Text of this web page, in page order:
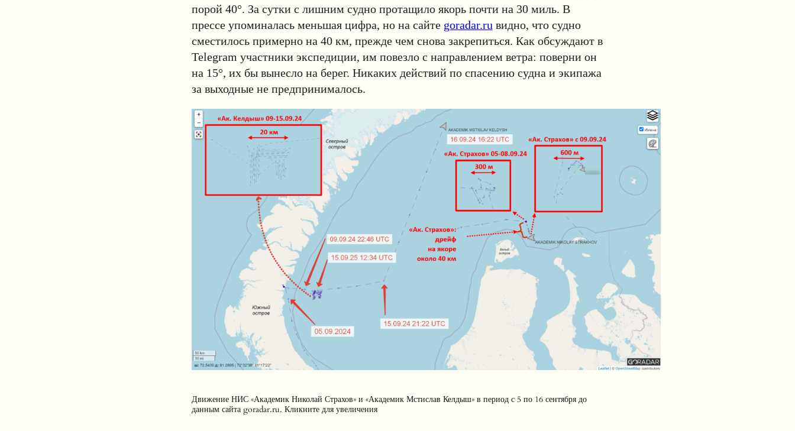
порой 40°. За сутки с лишним судно протащило якорь почти на 30 миль. В
прессе упоминалась меньшая цифра, но на сайте goradar.ru видно, что судно
сместилось примерно на 40 км, прежде чем снова закрепиться. Как обсуждают в
Telegram участники экспедиции, им повезло с направлением ветра: поверни он
на 15°, их бы вынесло на берег. Никаких действий по спасению судна и экипажа
за выходные не предпринималось.
Движение НИС «Академик Николай Страхов» и «Академик Мстислав Келдыш» в период с 5 по 16 сентября до
данным сайта goradar.ru. Кликните для увеличения